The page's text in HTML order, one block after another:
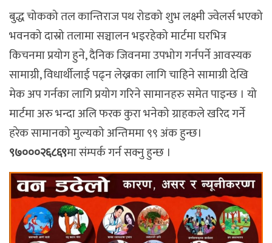
बुद्ध चोकको तल कान्तिराज पथ रोडको शुभ लक्ष्मी ज्वेलर्स भएको
भवनको दास्रो तलामा सञ्चालन भइरहेको मार्टमा घरभित्र
किचनमा प्रयोग हुने, दैनिक जिवनमा उपभोग गर्नपर्ने आवस्यक
सामाग्री, विधार्थीलाई पढ्न लेख्नका लागि चाहिने सामाग्री देखि
मेक अप गर्नका लागि प्रयोग गरिने सामानहरु समेत पाइन्छ । यो
मार्टमा अरु भन्दा अलि फरक कुरा भनेको ग्राहकले खरिद गर्ने
हरेक सामानको मुल्यको अन्तिममा ९९ अंक हुन्छ।
९७०००२६८६९मा संम्पर्क गर्न सक्नु हुन्छ ।